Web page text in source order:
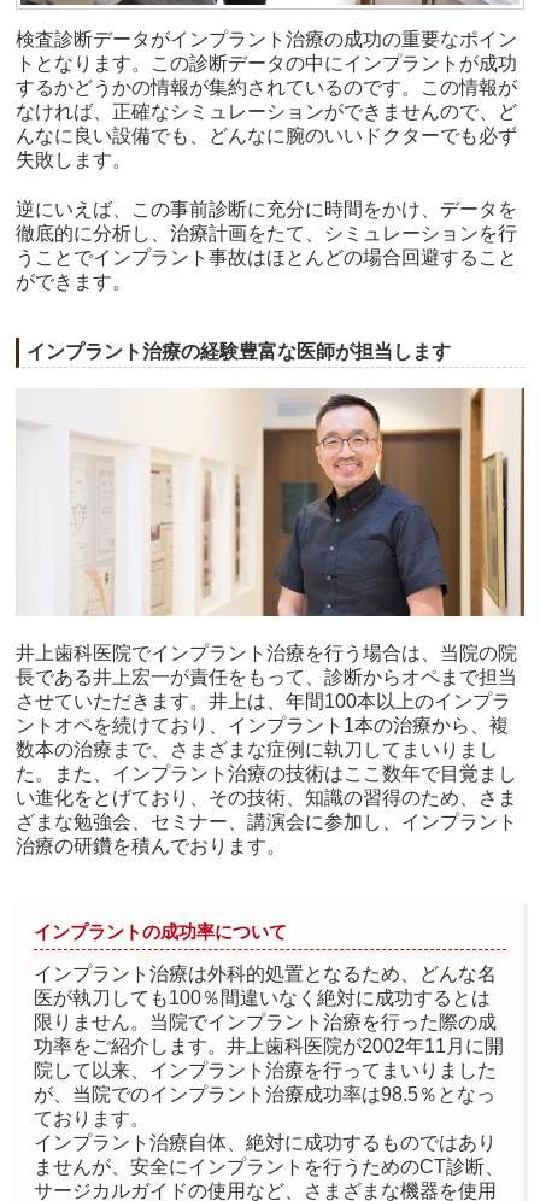
検査診断データがインプラント治療の成功の重要なポイン
トとなります。この診断データの中にインプラントが成功
するかどうかの情報が集約されているのです。この情報が
なければ、正確なシミュレーションができませんので、ど
んなに良い設備でも、どんなに腕のいいドクターでも必ず
失敗します。
逆にいえば、この事前診断に充分に時間をかけ、データを
徹底的に分析し、治療計画をたて、シミュレーションを行
うことでインプラント事故はほとんどの場合回避すること
ができます。
インプラント治療の経験豊富な医師が担当します
井上歯科医院でインプラント治療を行う場合は、当院の院
長である井上宏一が責任をもって、診断からオペまで担当
させていただきます。井上は、年間100本以上のインプラ
ントオペを続けており、インプラント1本の治療から、複
数本の治療まで、さまざまな症例に執刀してまいりまし
た。また、インプラント治療の技術はここ数年で目覚まし
い進化をとげており、その技術、知識の習得のため、さま
ざまな勉強会、セミナー、講演会に参加し、インプラント
治療の研鑽を積んでおります。
インプラントの成功率について
インプラント治療は外科的処置となるため、どんな名
医が執刀しても100％間違いなく絶対に成功するとは
限りません。当院でインプラント治療を行った際の成
功率をご紹介します。井上歯科医院が2002年11月に開
院して以来、インプラント治療を行ってまいりました
が、当院でのインプラント治療成功率は98.5％となっ
ております。
インプラント治療自体、絶対に成功するものではあり
ませんが、安全にインプラントを行うためのCT診断、
サージカルガイドの使用など、さまざまな機器を使用